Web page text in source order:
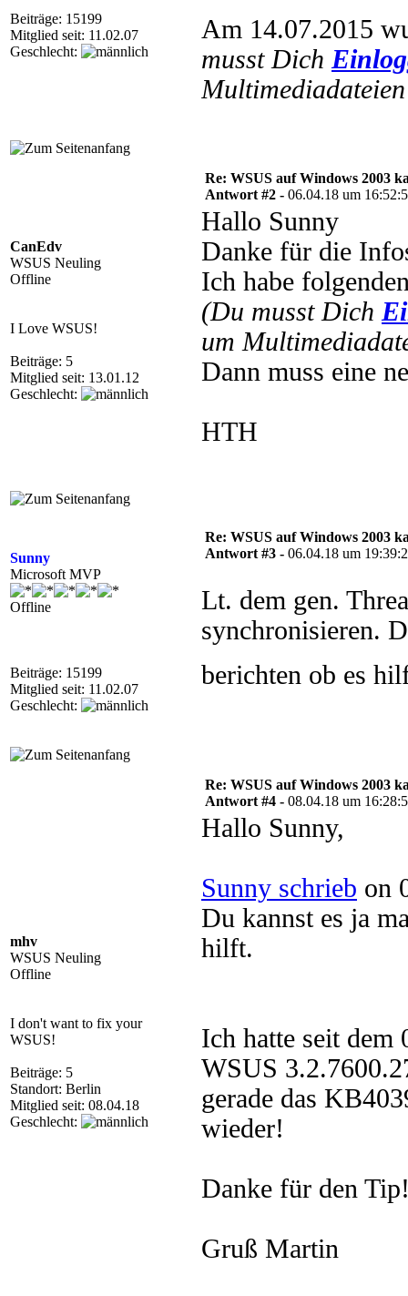
Beiträge: 15199
Mitglied seit: 11.02.07
Geschlecht:
Am 14.07.2015
musst Dich
CanEdv
WSUS Neuling
Offline
I Love WSUS!
Beiträge: 5
Mitglied seit: 13.01.12
Geschlecht:
Re: WSUS auf Windows 2003
Antwort #2 - 06.04.18 um
Hallo Sunny
Danke für die
Ich habe
(Du musst Dich
um
Dann muss eine
HTH
Sunny
Microsoft MVP
Offline
Beiträge: 15199
Mitglied seit: 11.02.07
Geschlecht:
Re: WSUS auf Windows 2003
Antwort #3 - 06.04.18 um
Lt. dem gen.
synchronisieren.
berichten ob es
mhv
WSUS Neuling
Offline
I don't want to fix your
WSUS!
Beiträge: 5
Standort: Berlin
Mitglied seit: 08.04.18
Geschlecht:
Re: WSUS auf Windows 2003
Antwort #4 - 08.04.18 um
Hallo Sunny,
Sunny schrieb on
Du kannst es ja
hilft.
Ich hatte seit dem
WSUS
gerade das
wieder!
Danke für den
Gruß Martin